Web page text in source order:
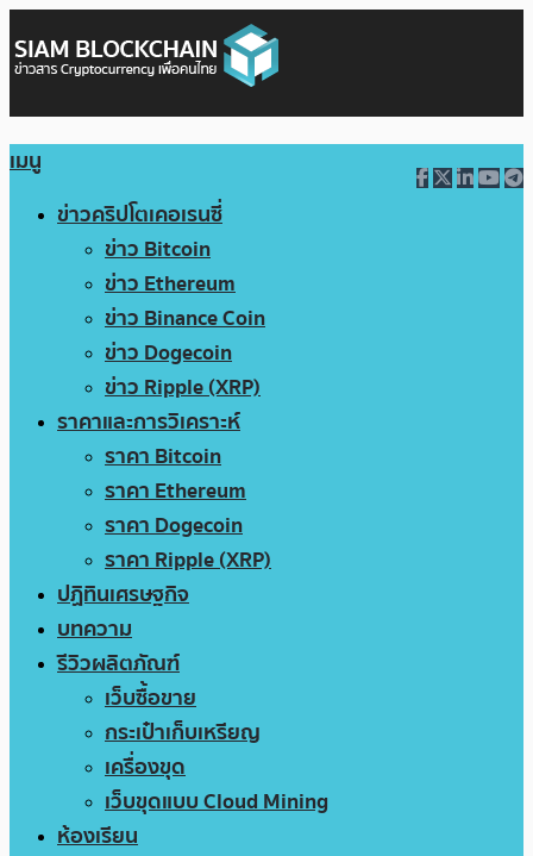
เมนู
ข่าวคริปโตเคอเรนซี่
ข่าว Bitcoin
ข่าว Ethereum
ข่าว Binance Coin
ข่าว Dogecoin
ข่าว Ripple (XRP)
ราคาและการวิเคราะห์
ราคา Bitcoin
ราคา Ethereum
ราคา Dogecoin
ราคา Ripple (XRP)
ปฏิทินเศรษฐกิจ
บทความ
รีวิวผลิตภัณฑ์
เว็บซื้อขาย
กระเป๋าเก็บเหรียญ
เครื่องขุด
เว็บขุดแบบ Cloud Mining
ห้องเรียน